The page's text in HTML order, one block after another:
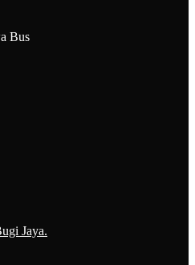
Bus
Jaya.